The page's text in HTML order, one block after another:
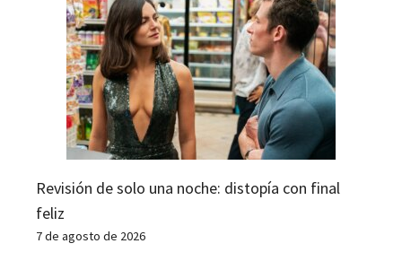
Revisión de solo una noche: distopía con final
feliz
7 de agosto de 2026